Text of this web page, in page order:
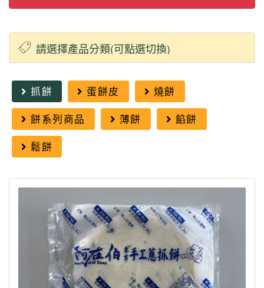
抓餅 蛋餅皮
燒餅
餅系列商品
薄餅
餡餅
鬆餅